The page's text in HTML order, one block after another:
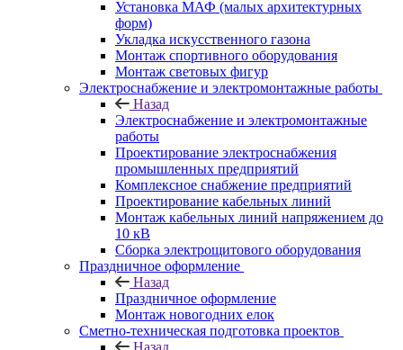
Установка МАФ (малых архитектурных
форм)
Укладка искусственного газона
Монтаж спортивного оборудования
Монтаж световых фигур
Электроснабжение и электромонтажные работы
Назад
Электроснабжение и электромонтажные
работы
Проектирование электроснабжения
промышленных предприятий
Комплексное снабжение предприятий
Проектирование кабельных линий
Монтаж кабельных линий напряжением до
10 кВ
Сборка электрощитового оборудования
Праздничное оформление
Назад
Праздничное оформление
Монтаж новогодних елок
Сметно-техническая подготовка проектов
Назад